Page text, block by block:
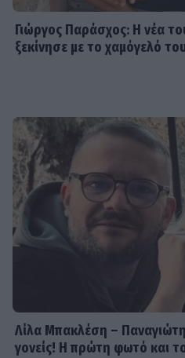
Γιώργος Παράσχος: Η νέα
ξεκίνησε με το χαμόγελό
Λίλα Μπακλέση –
γονείς! Η πρώτη φωτό και